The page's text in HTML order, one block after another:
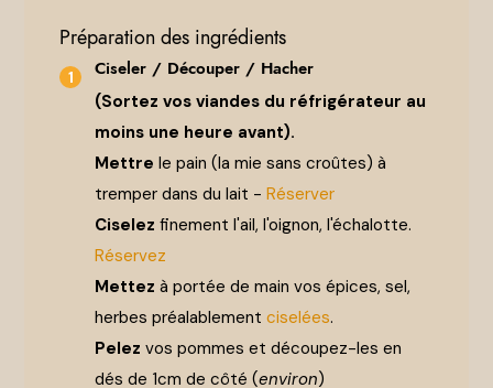
Préparation des ingrédients
Ciseler / Découper / Hacher
(Sortez vos viandes du réfrigérateur au
moins une heure avant).
Mettre le pain (la mie sans croûtes) à
tremper dans du lait -Réserver
Ciselez finement l'ail, l'oignon, l'échalotte.
Réservez
Mettez à portée de main vos épices, sel,
herbes préalablementciselées.
Pelez vos pommes et découpez-les en
dés de 1cm de côté (environ)